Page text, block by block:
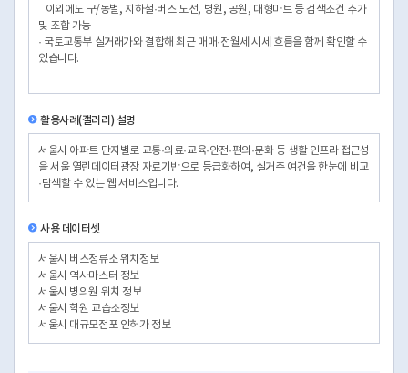
이외에도 구/동별, 지하철·버스 노선, 병원, 공원, 대형마트 등 검색조건 추가
및 조합 가능
· 국토교통부 실거래가와 결합해 최근 매매·전월세 시세 흐름을 함께 확인할 수
있습니다.
활용사례(갤러리) 설명
서울시 아파트 단지별로 교통·의료·교육·안전·편의·문화 등 생활 인프라 접근성
을 서울 열린데이터광장 자료기반으로 등급화하여, 실거주 여건을 한눈에 비교
·탐색할 수 있는 웹 서비스입니다.
사용 데이터셋
서울시 버스정류소 위치정보
서울시 역사마스터 정보
서울시 병의원 위치 정보
서울시 학원 교습소정보
서울시 대규모점포 인허가 정보